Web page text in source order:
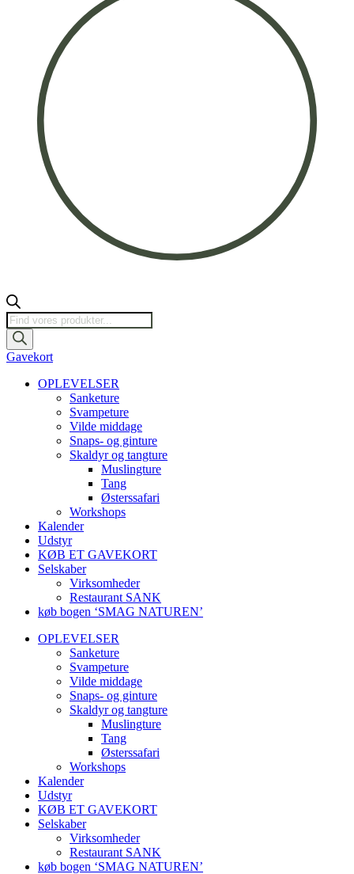
Products
search
Gavekort
OPLEVELSER
Sanketure
Svampeture
Vilde middage
Snaps- og ginture
Skaldyr og tangture
Muslingture
Tang
Østerssafari
Workshops
Kalender
Udstyr
KØB ET GAVEKORT
Selskaber
Virksomheder
Restaurant SANK
køb bogen ‘SMAG NATUREN’
OPLEVELSER
Sanketure
Svampeture
Vilde middage
Snaps- og ginture
Skaldyr og tangture
Muslingture
Tang
Østerssafari
Workshops
Kalender
Udstyr
KØB ET GAVEKORT
Selskaber
Virksomheder
Restaurant SANK
køb bogen ‘SMAG NATUREN’